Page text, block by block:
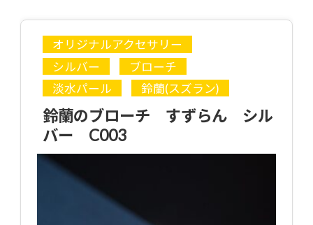
オリジナルアクセサリー
シルバー
ブローチ
淡水パール
鈴蘭(スズラン)
鈴蘭のブローチ すずらん シル
バー C003